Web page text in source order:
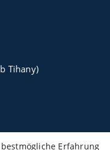
Tihany)
Erfahrung